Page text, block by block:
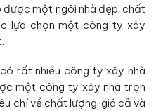
một ngôi nhà đẹp, chất
lựa chọn một công ty xây
rất nhiều công ty xây nhà
một công ty xây nhà trọn
chí về chất lượng, giá cả và